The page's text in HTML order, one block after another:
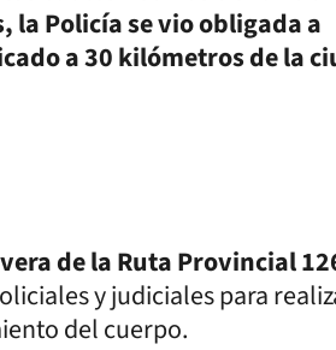
la Policía se vio obligada a
a 30 kilómetros de la
de la Ruta Provincial
y judiciales para
del cuerpo.